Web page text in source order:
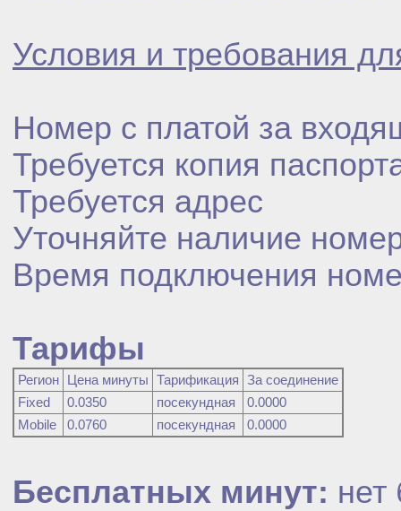
Условия и требования
Номер с платой за
Требуется копия
Требуется адрес
Уточняйте наличие
Время подключения
Тарифы
Регион Цена минуты Тарификация
За соединение
Fixed
0.0350 посекундная
0.0000
Mobile
0.0760 посекундная 0.0000
Бесплатных минут: нет